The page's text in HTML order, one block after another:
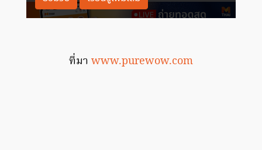
ที่มา www.purewow.com